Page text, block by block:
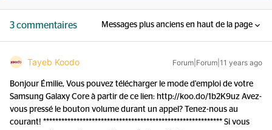
3 commentaires Messages plus anciens en haut de la page
Tayeb Koodo Forum|Forum|11 years ago
Bonjour Émilie, Vous pouvez télécharger le mode d'emploi de votre
Samsung Galaxy Core à partir de ce lien: http://koo.do/1b2K9uz Avez-
vous pressé le bouton volume durant un appel? Tenez-nous au
courant! *********************************************************** Si vous